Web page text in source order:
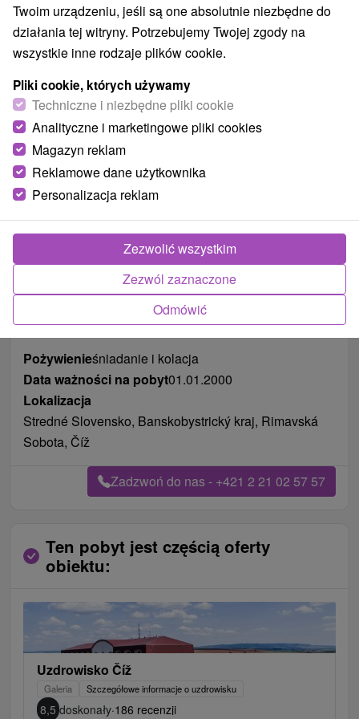
Zdjęcia od klientów+3
Pożywienieśniadanie i kolacja
Data ważności na pobyt01.01.2000
Lokalizacja
Stredné Slovensko, Banskobystrický kraj, Rimavská
Sobota, Číž
Zadzwoń do nas - +421 2 21 02 57 57
Ten pobyt jest częścią oferty
obiektu:
Uzdrowisko Číž
Galeria Szczegółowe informacje o uzdrowisku
8,5 doskonały·186 recenzji
Twoim urządzeniu, jeśli są one absolutnie niezbędne do
działania tej witryny. Potrzebujemy Twojej zgody na
wszystkie inne rodzaje plików cookie.
Pliki cookie, których używamy
Techniczne i niezbędne pliki cookie
Analityczne i marketingowe pliki cookies
Magazyn reklam
Reklamowe dane użytkownika
Personalizacja reklam
Odmówić
Zezwól zaznaczone
Zezwolić wszystkim